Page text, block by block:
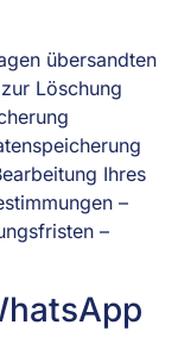
übersandten
Löschung
Ihres
–
–